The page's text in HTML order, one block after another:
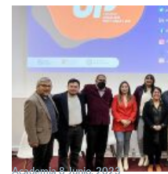
Academia 8 Junio, 2023